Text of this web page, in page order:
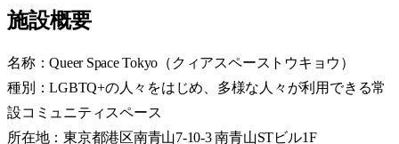
施設概要
名称：Queer Space Tokyo（クィアスペーストウキョウ）
種別：LGBTQ+の人々をはじめ、多様な人々が利用できる常
設コミュニティスペース
所在地：東京都港区南青山7-10-3 南青山STビル1F